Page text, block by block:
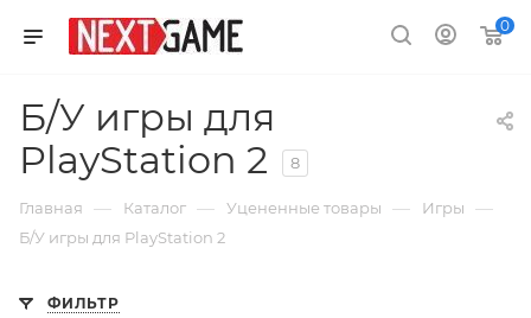
0
Б/У игры для
PlayStation 2
8
Главная — Каталог — Уцененные товары — Игры —
Б/У игры для PlayStation 2
ФИЛЬТР